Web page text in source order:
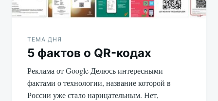
ТЕМА ДНЯ
5 фактов о QR-кодах
Реклама от Google Делюсь интересными
фактами о технологии, название которой в
России уже стало нарицательным. Нет,